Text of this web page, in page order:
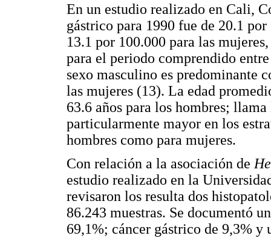
En un estudio realizado en Cali,
gástrico para 1990 fue de 20.1
13.1 por 100.000 para las
para el periodo comprendido
sexo masculino es predominante
las mujeres (13). La edad
63.6 años para los hombres;
particularmente mayor en los
hombres como para mujeres.
Con relación a la asociación de
estudio realizado en la
revisaron los resulta dos
86.243 muestras. Se documentó
69,1%; cáncer gástrico de 9,3% y